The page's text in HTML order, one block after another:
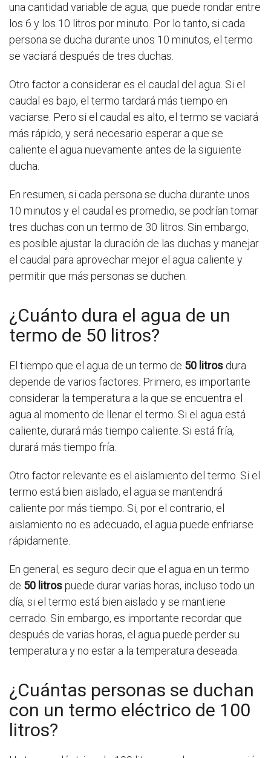
una cantidad variable de agua, que puede rondar entre
los 6 y los 10 litros por minuto. Por lo tanto, si cada
persona se ducha durante unos 10 minutos, el termo
se vaciará después de tres duchas.
Otro factor a considerar es el caudal del agua. Si el
caudal es bajo, el termo tardará más tiempo en
vaciarse. Pero si el caudal es alto, el termo se vaciará
más rápido, y será necesario esperar a que se
caliente el agua nuevamente antes de la siguiente
ducha.
En resumen, si cada persona se ducha durante unos
10 minutos y el caudal es promedio, se podrían tomar
tres duchas con un termo de 30 litros. Sin embargo,
es posible ajustar la duración de las duchas y manejar
el caudal para aprovechar mejor el agua caliente y
permitir que más personas se duchen.
¿Cuánto dura el agua de un
termo de 50 litros?
El tiempo que el agua de un termo de 50 litros dura
depende de varios factores. Primero, es importante
considerar la temperatura a la que se encuentra el
agua al momento de llenar el termo. Si el agua está
caliente, durará más tiempo caliente. Si está fría,
durará más tiempo fría.
Otro factor relevante es el aislamiento del termo. Si el
termo está bien aislado, el agua se mantendrá
caliente por más tiempo. Si, por el contrario, el
aislamiento no es adecuado, el agua puede enfriarse
rápidamente.
En general, es seguro decir que el agua en un termo
de 50 litrospuede durar varias horas, incluso todo un
día, si el termo está bien aislado y se mantiene
cerrado. Sin embargo, es importante recordar que
después de varias horas, el agua puede perder su
temperatura y no estar a la temperatura deseada.
¿Cuántas personas se duchan
con un termo eléctrico de 100
litros?